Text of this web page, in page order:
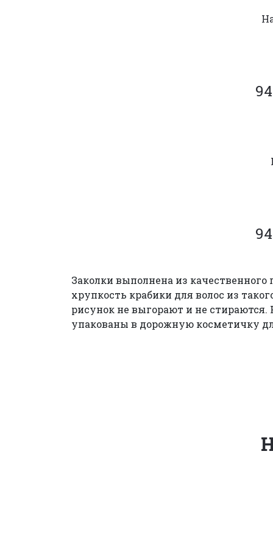
Заколки выполнена из
хрупкость крабики для волос из
рисунок не выгорают и не
упакованы в дорожную косметичку